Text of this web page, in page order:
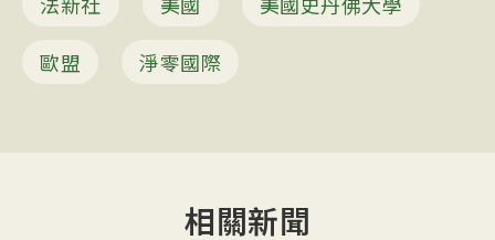
歐盟
淨零國際
相關新聞